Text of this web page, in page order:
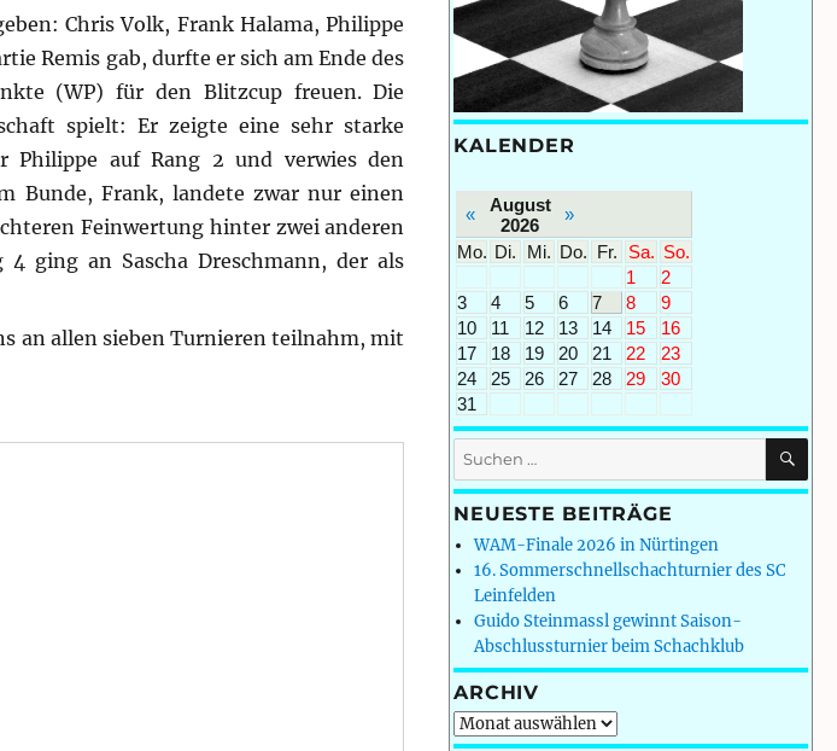
Chris Volk, Frank Halama, Philippe
Remis gab, durfte er sich am Ende des
(WP) für den Blitzcup freuen. Die
spielt: Er zeigte eine sehr starke
auf Rang 2 und verwies den
Bunde, Frank, landete zwar nur einen
Feinwertung hinter zwei anderen
ging an Sascha Dreschmann, der als
an allen sieben Turnieren teilnahm, mit
KALENDER
«
August
2026
»
Mo. Di. Mi. Do. Fr. Sa. So.
1
2
3
4 5 6 7 8
9
10
11 12 13 14 15
16
17
18 19 20 21 22
23
24
25 26 27 28 29
30
31
Suchen
nach:
NEUESTE BEITRÄGE
WAM-Finale 2026 in Nürtingen
16. Sommerschnellschachturnier des SC
Leinfelden
Guido Steinmassl gewinnt Saison-
Abschlussturnier beim Schachklub
ARCHIV
Archiv